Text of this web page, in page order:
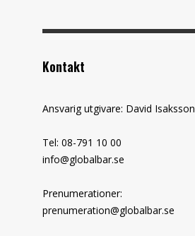
Kontakt
Ansvarig utgivare: David Isaksson
Tel: 08-791 10 00
info@globalbar.se
Prenumerationer:
prenumeration@globalbar.se